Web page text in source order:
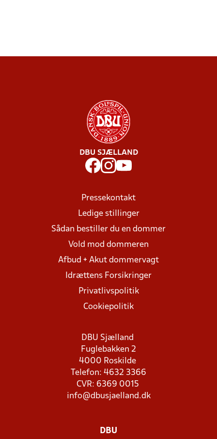
DBU SJÆLLAND
Pressekontakt
Ledige stillinger
Sådan bestiller du en dommer
Vold mod dommeren
Afbud + Akut dommervagt
Idrættens Forsikringer
Privatlivspolitik
Cookiepolitik
DBU Sjælland
Fuglebakken 2
4000 Roskilde
Telefon: 4632 3366
CVR: 6369 0015
info@dbusjaelland.dk
DBU